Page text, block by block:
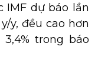
IMF dự báo lần
y, đều cao hơn
trong báo